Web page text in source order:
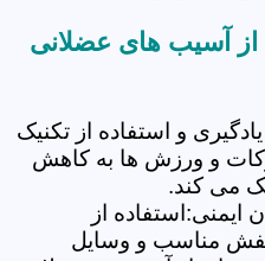
از آسیب های عضلانی
و استفاده از تکنیک
و ورزش ها به کاهش
می کند.
از
کفش مناسب و وسایل